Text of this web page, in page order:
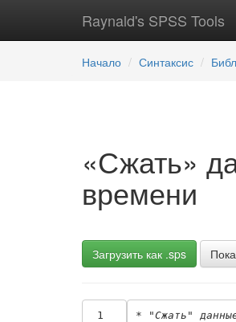
Raynald's SPSS Tools
Начало Синтаксис
«Сжать»
времени
Загрузить как .sps
1
* "Сжать"